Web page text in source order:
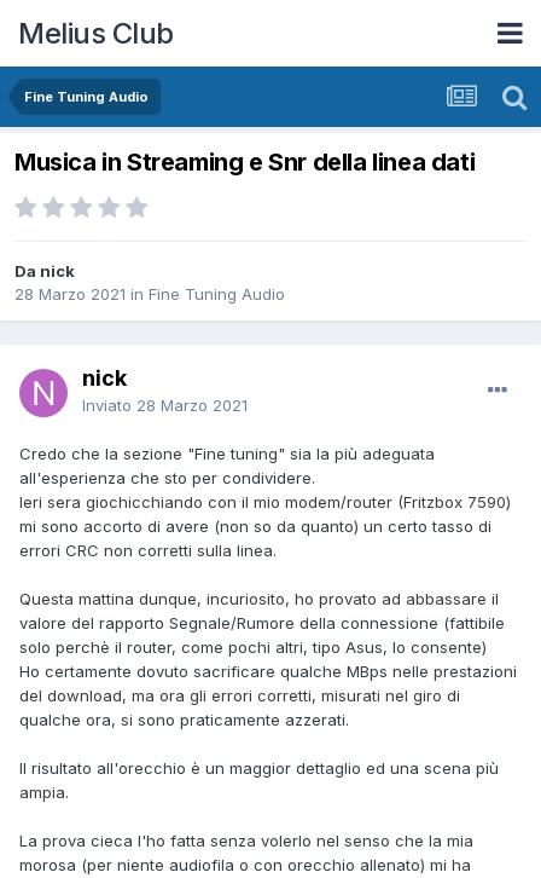
Melius Club
Fine Tuning Audio
Musica in Streaming e Snr della linea dati
Da nick
28 Marzo 2021 in Fine Tuning Audio
nick
Inviato 28 Marzo 2021
Credo che la sezione "Fine tuning" sia la più adeguata
all'esperienza che sto per condividere.
Ieri sera giochicchiando con il mio modem/router (Fritzbox 7590)
mi sono accorto di avere (non so da quanto) un certo tasso di
errori CRC non corretti sulla linea.
Questa mattina dunque, incuriosito, ho provato ad abbassare il
valore del rapporto Segnale/Rumore della connessione (fattibile
solo perchè il router, come pochi altri, tipo Asus, lo consente)
Ho certamente dovuto sacrificare qualche MBps nelle prestazioni
del download, ma ora gli errori corretti, misurati nel giro di
qualche ora, si sono praticamente azzerati.
Il risultato all'orecchio è un maggior dettaglio ed una scena più
ampia.
La prova cieca l'ho fatta senza volerlo nel senso che la mia
morosa (per niente audiofila o con orecchio allenato) mi ha